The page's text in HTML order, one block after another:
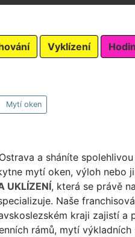
Vyklízení
Mytí oken
a sháníte
mytí oken, výloh nebo
UKLÍZENÍ, která se právě
Naše
kraji zajistí a
rámů, mytí